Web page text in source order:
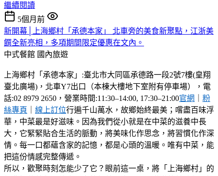
繼續閱讀
5個月前
新開幕│上海鄉村「承德本家」 北車旁的美食新聚點，江浙美
饌全新亮相，多項期間限定優惠在文內。
中式餐館 國內旅遊
上海鄉村「承德本家」:臺北市大同區承德路一段2號7樓(皇翔
臺北廣場)，北車Y7出口（本棟大樓地下室附有停車場），電
話:02 8979 2650，營業時間:11:30–14:00, 17:30–21:00官網
粉
絲專頁
線上訂位行遍千山萬水，故鄉始終最美；嚐盡百味浮
華，中菜最是好滋味。因為我們從小就是在中菜的滋養中長
大，它緊緊貼合生活的脈動，將美味化作思念，將習慣化作深
情。每一口都蘊含家的記憶，都是心頭的溫暖。唯有中菜，能
把這份情感完整傳遞。
所以，歡聚時刻怎能少了它？眼前這一桌，將「上海鄉村」的